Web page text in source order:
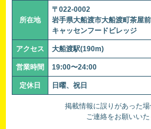
所在地
〒022-0002
岩手県大船渡市大船渡町茶屋
キャッセンフードビレッジ
アクセス 大船渡駅(190m)
営業時間 19:00〜24:00
定休日 日曜、祝日
掲載情報に誤りがあった場
ご連絡をお願いいた